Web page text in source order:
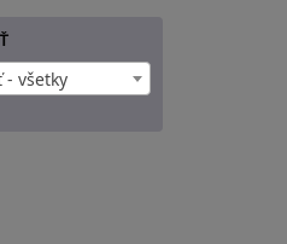
- všetky